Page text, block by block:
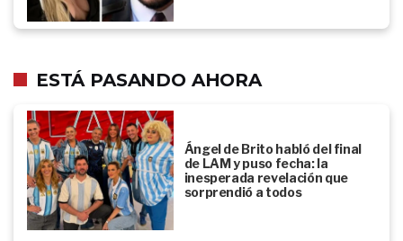
ESTÁ PASANDO AHORA
Ángel de Brito habló del final
de LAM y puso fecha: la
inesperada revelación que
sorprendió a todos